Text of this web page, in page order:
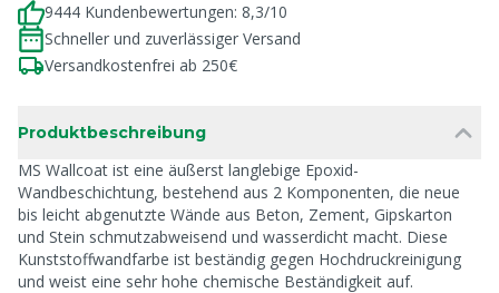
9444 Kundenbewertungen: 8,3/10
Schneller und zuverlässiger Versand
Versandkostenfrei ab 250€
Produktbeschreibung
MS Wallcoat ist eine äußerst langlebige Epoxid-
Wandbeschichtung, bestehend aus 2 Komponenten, die neue
bis leicht abgenutzte Wände aus Beton, Zement, Gipskarton
und Stein schmutzabweisend und wasserdicht macht. Diese
Kunststoffwandfarbe ist beständig gegen Hochdruckreinigung
und weist eine sehr hohe chemische Beständigkeit auf.